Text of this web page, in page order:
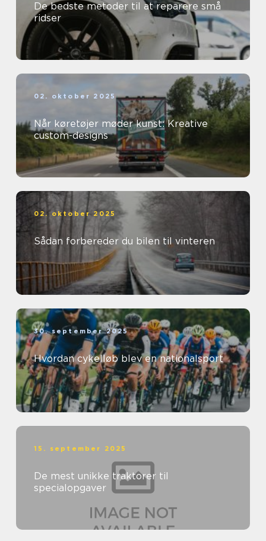
De bedste metoder til at reparere små
ridser
02. oktober 2025
Når køretøjer møder kunst: Kreative
custom-designs
02. oktober 2025
Sådan forbereder du bilen til vinteren
30. september 2025
Hvordan cykelløb blev en nationalsport
15. september 2025
De mest unikke traktorer til
specialopgaver